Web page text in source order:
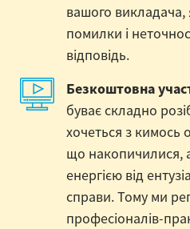
вашого
помилки і
відповідь.
Безкоштовна
буває складно
хочеться з кимось
що накопичилися,
енергією від
справи. Тому ми
професіоналів-